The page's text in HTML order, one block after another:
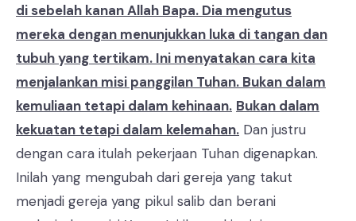
di sebelah kanan Allah Bapa. Dia mengutus
mereka dengan menunjukkan luka di tangan dan
tubuh yang tertikam. Ini menyatakan cara kita
menjalankan misi panggilan Tuhan. Bukan dalam
kemuliaan tetapi dalam kehinaan. Bukan dalam
kekuatan tetapi dalam kelemahan. Dan justru
dengan cara itulah pekerjaan Tuhan digenapkan.
Inilah yang mengubah dari gereja yang takut
menjadi gereja yang pikul salib dan berani